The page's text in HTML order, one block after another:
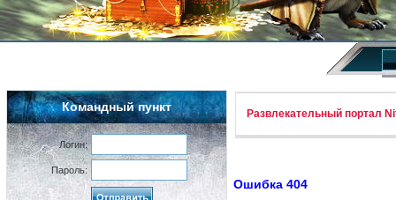
Командный пункт
Логин:
Пароль:
Развлекательный портал
Ошибка 404